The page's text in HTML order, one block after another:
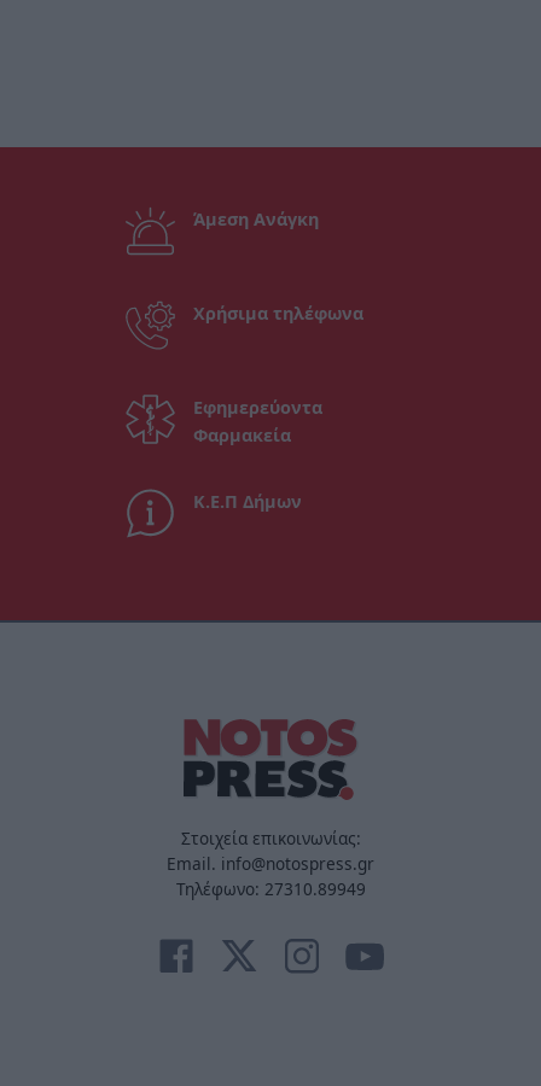
Άμεση Ανάγκη
Χρήσιμα τηλέφωνα
Εφημερεύοντα
Φαρμακεία
Κ.Ε.Π Δήμων
Στοιχεία επικοινωνίας:
Email. info@notospress.gr
Τηλέφωνο: 27310.89949